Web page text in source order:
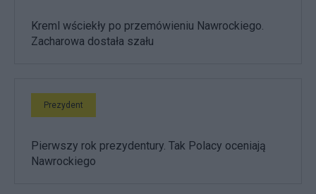
Kreml wściekły po przemówieniu Nawrockiego.
Zacharowa dostała szału
Prezydent
Pierwszy rok prezydentury. Tak Polacy oceniają
Nawrockiego